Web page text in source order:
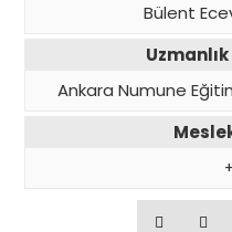
Bülent
Ankara Numune